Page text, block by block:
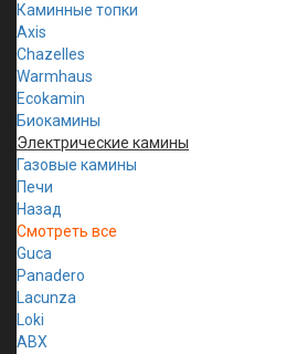
Каминные топки
Axis
Chazelles
Warmhaus
Ecokamin
Биокамины
Электрические камины
Газовые камины
Печи
Назад
Смотреть все
Guca
Panadero
Lacunza
Loki
ABX